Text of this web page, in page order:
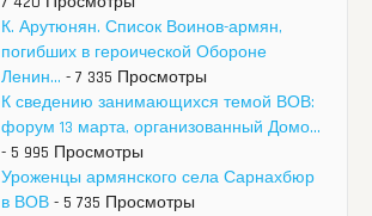
К. Арутюнян. Список Воинов-армян,
погибших в героической Обороне
Ленин... - 7 335 Просмотры
К сведению занимающихся темой ВОВ:
форум 13 марта, организованный Домо...
- 5 995 Просмотры
Уроженцы армянского села Сарнахбюр
в ВОВ - 5 735 Просмотры